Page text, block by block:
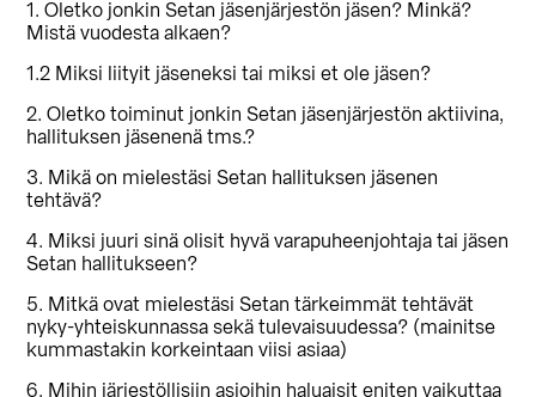
1. Oletko jonkin Setan jäsenjärjestön jäsen? Minkä?
Mistä vuodesta alkaen?
1.2 Miksi liityit jäseneksi tai miksi et ole jäsen?
2. Oletko toiminut jonkin Setan jäsenjärjestön aktiivina,
hallituksen jäsenenä tms.?
3. Mikä on mielestäsi Setan hallituksen jäsenen
tehtävä?
4. Miksi juuri sinä olisit hyvä varapuheenjohtaja tai jäsen
Setan hallitukseen?
5. Mitkä ovat mielestäsi Setan tärkeimmät tehtävät
nyky-yhteiskunnassa sekä tulevaisuudessa? (mainitse
kummastakin korkeintaan viisi asiaa)
6. Mihin järjestöllisiin asioihin haluaisit eniten vaikuttaa